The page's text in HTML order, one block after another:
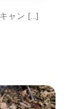
ャン […]